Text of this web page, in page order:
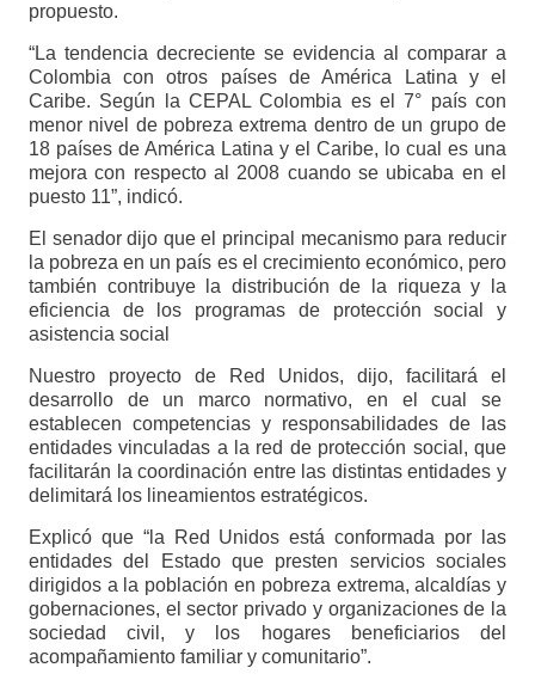
propuesto.
“La tendencia decreciente se evidencia al comparar a
Colombia con otros países de América Latina y el
Caribe. Según la CEPAL Colombia es el 7° país con
menor nivel de pobreza extrema dentro de un grupo de
18 países de América Latina y el Caribe, lo cual es una
mejora con respecto al 2008 cuando se ubicaba en el
puesto 11”, indicó.
El senador dijo que el principal mecanismo para reducir
la pobreza en un país es el crecimiento económico, pero
también contribuye la distribución de la riqueza y la
eficiencia de los programas de protección social y
asistencia social
Nuestro proyecto de Red Unidos, dijo, facilitará el
desarrollo de un marco normativo, en el cual se
establecen competencias y responsabilidades de las
entidades vinculadas a la red de protección social, que
facilitarán la coordinación entre las distintas entidades y
delimitará los lineamientos estratégicos.
Explicó que “la Red Unidos está conformada por las
entidades del Estado que presten servicios sociales
dirigidos a la población en pobreza extrema, alcaldías y
gobernaciones, el sector privado y organizaciones de la
sociedad civil, y los hogares beneficiarios del
acompañamiento familiar y comunitario”.